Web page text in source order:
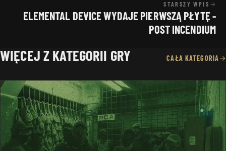
STARSZY WPIS
ELEMENTAL DEVICE WYDAJE PIERWSZĄ PŁYTĘ -
POST INCENDIUM
WIĘCEJ Z KATEGORII GRY CAŁA KATEGORIA